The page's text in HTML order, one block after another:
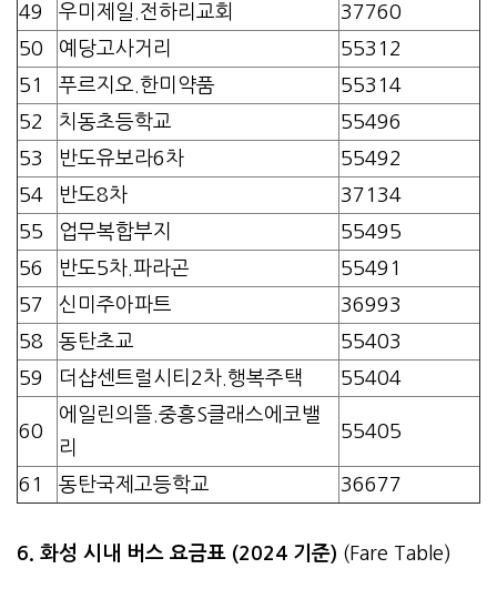
49
우미제일.전하리교회
37760
50
예당고사거리
55312
51
푸르지오.한미약품
55314
52
치동초등학교
55496
53
반도유보라6차
55492
54
반도8차
37134
55
업무복합부지
55495
56
반도5차.파라곤
55491
57
신미주아파트
36993
58
동탄초교
55403
59
더샵센트럴시티2차.행복주택 55404
60
에일린의뜰.중흥S클래스에코밸
리
55405
61 동탄국제고등학교 36677
6. 화성 시내 버스 요금표 (2024 기준) (Fare Table)